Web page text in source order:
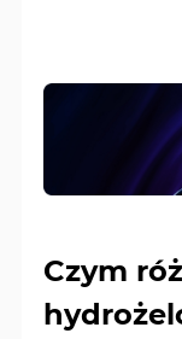
Czym